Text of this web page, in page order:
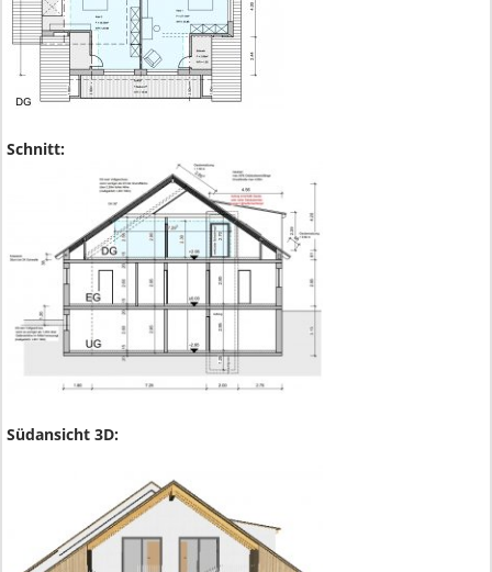
Schnitt:
Südansicht 3D: